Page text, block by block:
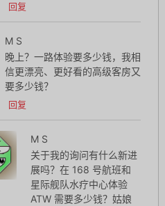
回复
M S
晚上？一路体验要多少钱，我相
信更漂亮、更好看的高级客房又
要多少钱？
回复
M S
关于我的询问有什么新进
展吗？在 168 号航班和
星际舰队水疗中心体验
ATW 需要多少钱？姑娘